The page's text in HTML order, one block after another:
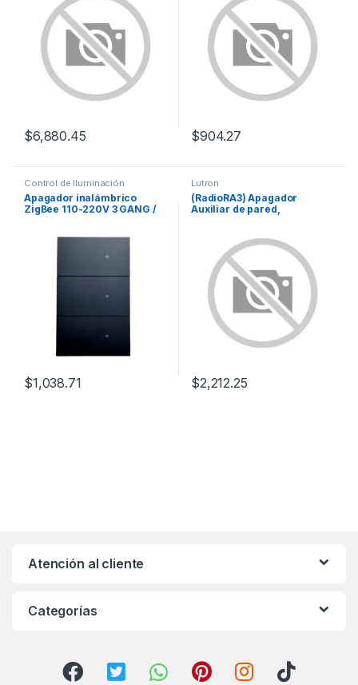
$6,880.45 $904.27
Control de Iluminación
Apagador inalámbrico
ZigBee 110-220V 3 GANG /
$1,038.71
Lutron
(RadioRA3) Apagador
Auxiliar de pared,
o escalera. Color blanco.
$2,212.25
Atención al cliente
Categorías